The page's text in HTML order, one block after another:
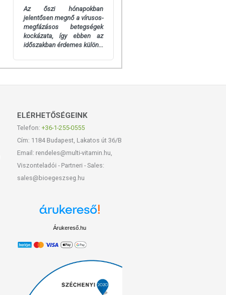
Az őszi hónapokban
jelentősen megnő a vírusos-
megfázásos betegségek
kockázata, így ebben az
időszakban érdemes külön...
ELÉRHETŐSÉGEINK
Telefon: +36-1-255-0555
Cím: 1184 Budapest, Lakatos út 36/B
Email: rendeles@multi-vitamin.hu,
Viszonteladói - Partneri - Sales:
sales@bioegeszseg.hu
Árukereső.hu